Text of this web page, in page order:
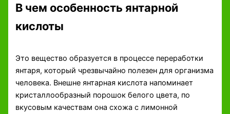
В чем особенность янтарной
кислоты
Это вещество образуется в процессе переработки
янтаря, который чрезвычайно полезен для организма
человека. Внешне янтарная кислота напоминает
кристаллообразный порошок белого цвета, по
вкусовым качествам она схожа с лимонной